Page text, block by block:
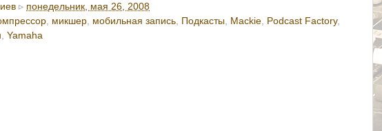
▹ понедельник, мая 26, 2008
микшер мобильная запись Подкасты Mackie Podcast Factory,
Yamaha